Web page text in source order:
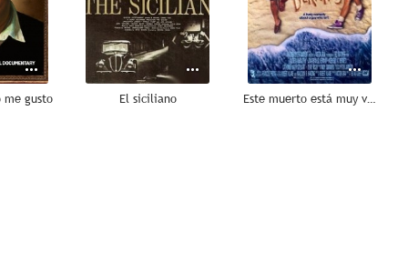
me gusto El siciliano Este muerto está muy vivo